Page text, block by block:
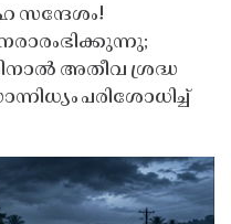
സന്ദേശം!
അതീവ ശ്രദ്ധ
പരിശോധിച്ച്